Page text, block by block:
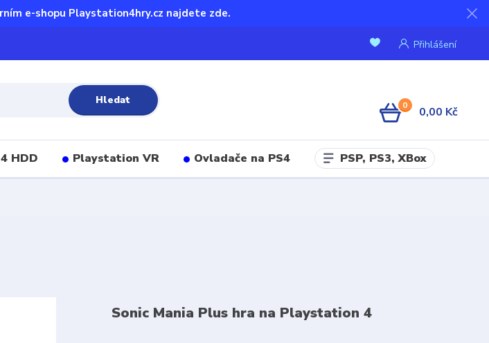
e-shopu Playstation4hry.cz najdete zde.
Přihlášení
Hledat 0 0,00 Kč
HDD Playstation VR Ovladače na PS4 PSP, PS3, XBox
Sonic Mania Plus hra na Playstation 4